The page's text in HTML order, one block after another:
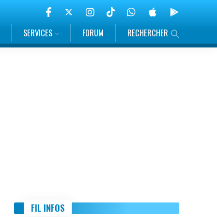
SERVICES FORUM RECHERCHER
FIL INFOS